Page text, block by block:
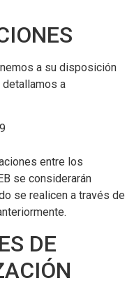
a su disposición
a
entre los
se considerarán
se realicen a través de
DE